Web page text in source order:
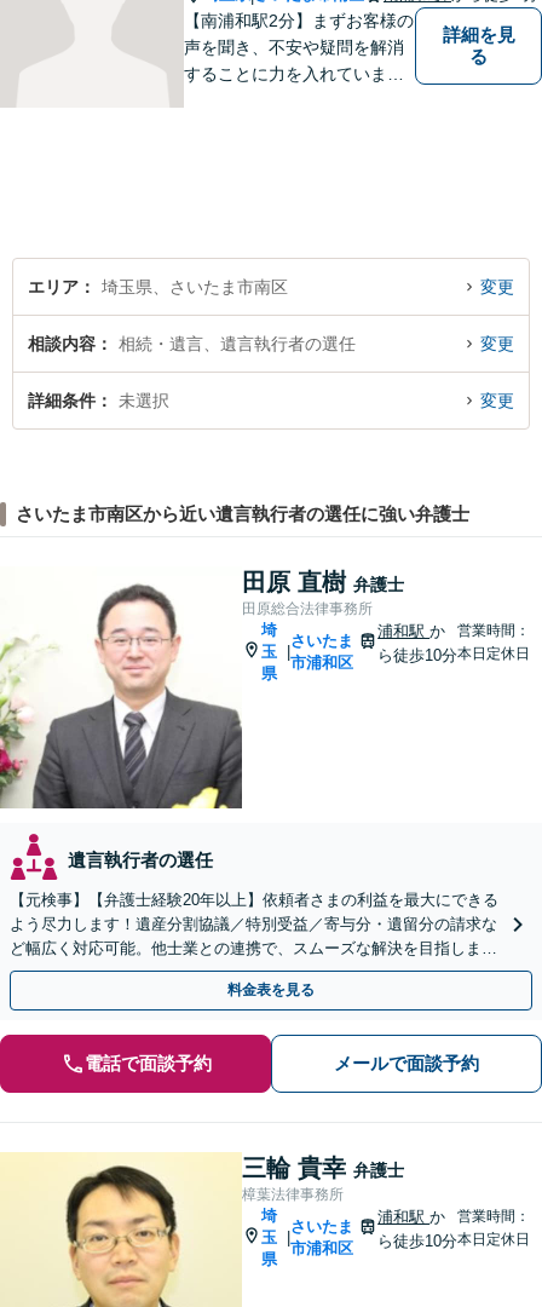
【南浦和駅2分】まずお客様の
声を聞き、不安や疑問を解消
することに力を入れていま
い。
詳細を見
る
エリア 埼玉県、さいたま市南区 変更
相談内容 相続・遺言、遺言執行者の選任 変更
詳細条件 未選択 変更
さいたま市南区から近い遺言執行者の選任に強い弁護士
田原 直樹 弁護士
田原総合法律事務所
埼
玉
県
|
さいたま
市浦和区
浦和駅か
ら徒歩10分
営業時間：
本日定休日
遺言執行者の選任
【元検事】【弁護士経験20年以上】依頼者さまの利益を最大にできる
よう尽力します！遺産分割協議／特別受益／寄与分・遺留分の請求な
ど幅広く対応可能。他士業との連携で、スムーズな解決を目指しま
す。お早めにご相談ください【初回相談無料】
料金表を見る
電話で面談予約 メールで面談予約
三輪 貴幸 弁護士
樟葉法律事務所
埼
玉
県
|
さいたま
市浦和区
浦和駅か
ら徒歩10分
営業時間：
本日定休日